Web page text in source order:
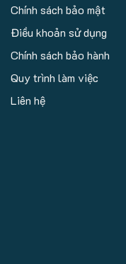
Chính sách bảo mật
Điều khoản sử dụng
Chính sách bảo hành
Quy trình làm việc
Liên hệ